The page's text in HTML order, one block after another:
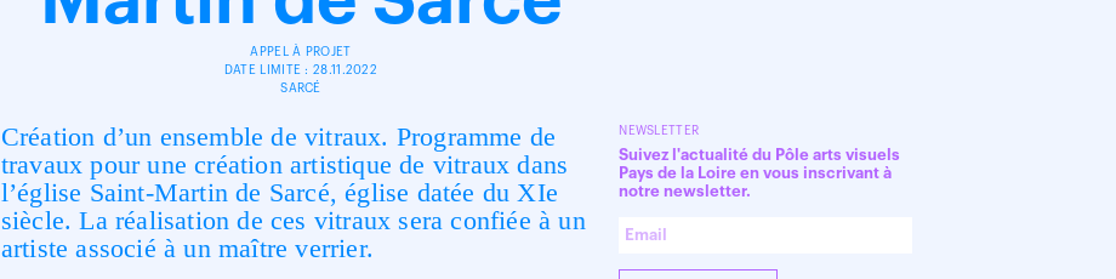
APPEL À PROJET
DATE LIMITE : 28.11.2022
SARCÉ
Création d’un ensemble de vitraux. Programme de
travaux pour une création artistique de vitraux dans
l’église Saint-Martin de Sarcé, église datée du XIe
siècle. La réalisation de ces vitraux sera confiée à un
artiste associé à un maître verrier.
NEWSLETTER
Suivez l'actualité du Pôle arts visuels
Pays de la Loire en vous inscrivant à
notre newsletter.